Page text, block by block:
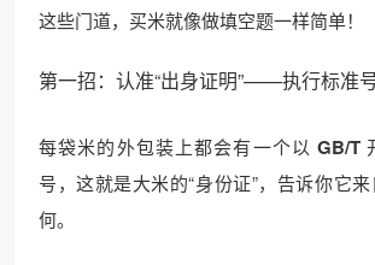
这些门道，买米就像做填空题一样简单！
第一招：认准“出身证明”——执行标准
每袋米的外包装上都会有一个以GB/T
号，这就是大米的“身份证”，告诉你它
何。